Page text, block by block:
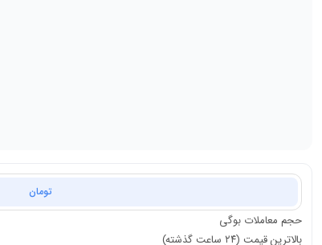
تومان
حجم معاملات بوگی
بالاترین قیمت (۲۴ ساعت گذشته)